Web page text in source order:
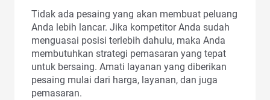
Tidak ada pesaing yang akan membuat peluang
Anda lebih lancar. Jika kompetitor Anda sudah
menguasai posisi terlebih dahulu, maka Anda
membutuhkan strategi pemasaran yang tepat
untuk bersaing. Amati layanan yang diberikan
pesaing mulai dari harga, layanan, dan juga
pemasaran.